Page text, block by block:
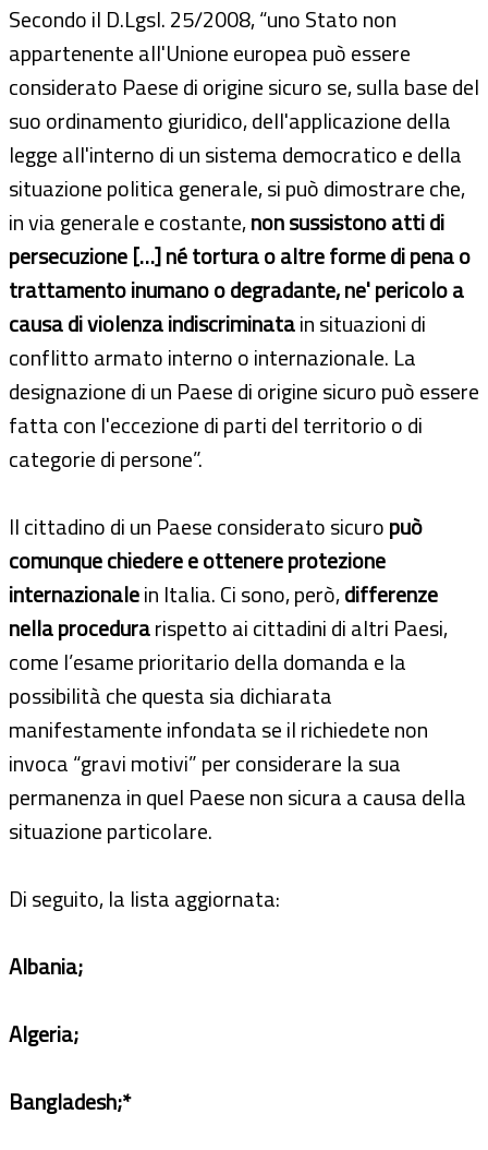
Secondo il D.Lgsl. 25/2008, “uno Stato non
appartenente all'Unione europea può essere
considerato Paese di origine sicuro se, sulla base del
suo ordinamento giuridico, dell'applicazione della
legge all'interno di un sistema democratico e della
situazione politica generale, si può dimostrare che,
in via generale e costante,non sussistono atti di
persecuzione […] né tortura o altre forme di pena o
trattamento inumano o degradante, ne' pericolo a
causa di violenza indiscriminatain situazioni di
conflitto armato interno o internazionale. La
designazione di un Paese di origine sicuro può essere
fatta con l'eccezione di parti del territorio o di
categorie di persone”.
Il cittadino di un Paese considerato sicuropuò
comunque chiedere e ottenere protezione
internazionalein Italia. Ci sono, però,differenze
nella procedurarispetto ai cittadini di altri Paesi,
come l’esame prioritario della domanda e la
possibilità che questa sia dichiarata
manifestamente infondata se il richiedete non
invoca “gravi motivi” per considerare la sua
permanenza in quel Paese non sicura a causa della
situazione particolare.
Di seguito, la lista aggiornata:
Albania;
Algeria;
Bangladesh;*